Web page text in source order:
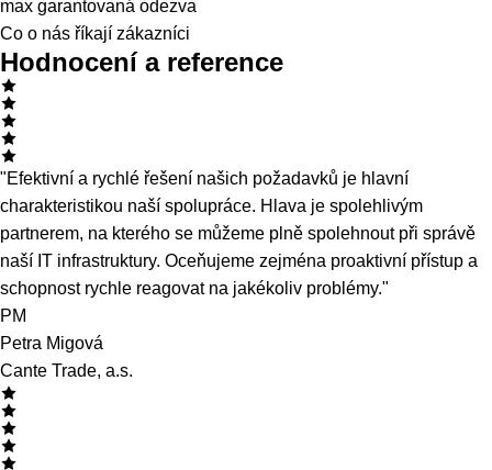
Nejlépe to vyjadřují ti, kteří s námi spolupracují roky — někteří
déle než dvě dekády.
Domů ›Reference
30+
let na trhu
1993
rok založení
Praha
primární oblast
2h
max garantovaná odezva
Co o nás říkají zákazníci
Hodnocení a reference
"Efektivní a rychlé řešení našich požadavků je hlavní